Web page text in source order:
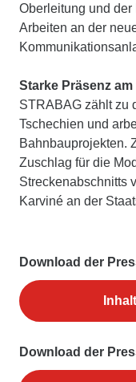
Oberleitung und
Arbeiten an der
Starke Präsenz
STRABAG zählt zu
Tschechien und
Bahnbauprojekten.
Zuschlag für die
Streckenabschnitts
Karviné an der
Download der
Download der